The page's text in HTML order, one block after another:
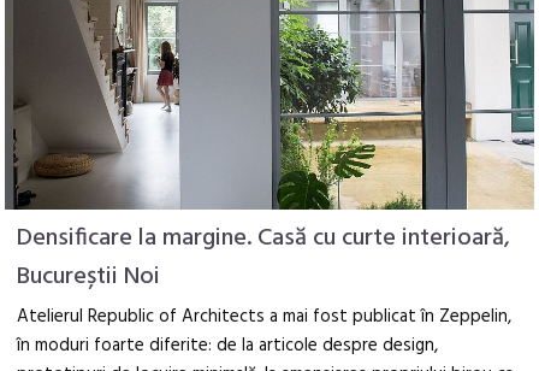
Densificare la margine. Casă cu curte interioară,
Bucureștii Noi
Atelierul Republic of Architects a mai fost publicat în Zeppelin,
în moduri foarte diferite: de la articole despre design,